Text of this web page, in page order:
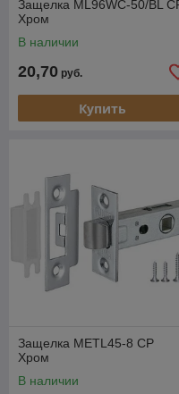
Защелка ML96WC-50/BL
Хром
В наличии
20,70 руб.
Купить
Защелка METL45-8 CP
Хром
В наличии